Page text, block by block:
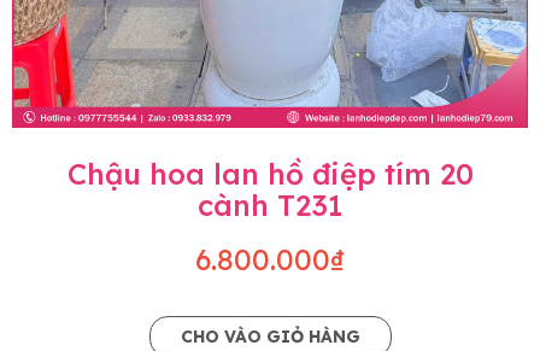
Chậu hoa lan hồ điệp tím 20
cành T231
6.800.000₫
CHO VÀO GIỎ HÀNG